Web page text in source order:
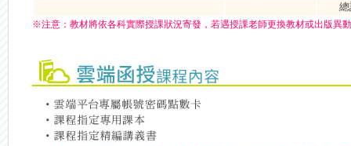
※注意： 教材將依各科實際授課狀況寄發，若遇授課老師更換教材或出版異